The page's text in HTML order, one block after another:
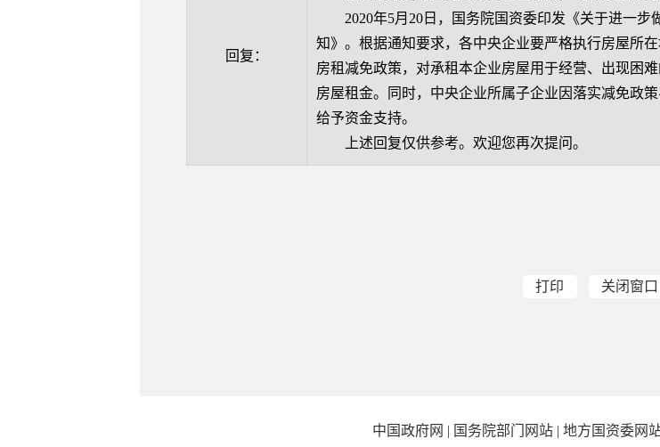
回复：
2020年5月20日，国务院国资委印发《关于进一步
知》。根据通知要求，各中央企业要严格执行房屋所
房租减免政策，对承租本企业房屋用于经营、出现困
房屋租金。同时，中央企业所属子企业因落实减免政
给予资金支持。
上述回复仅供参考。欢迎您再次提问。
打印 关闭窗口